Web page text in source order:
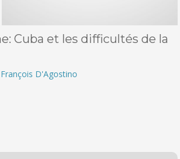
Cuba et les difficultés de la
François D'Agostino